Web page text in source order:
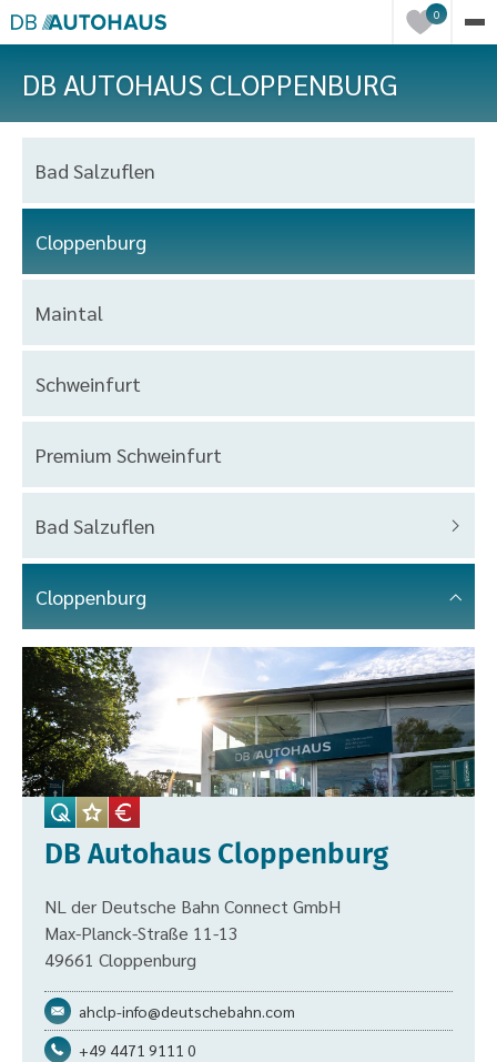
0Einträge
DB AUTOHAUS CLOPPENBURG
Auswahl
Bad Salzuflen
Cloppenburg
Maintal
Schweinfurt
Premium Schweinfurt
Bad Salzuflen
Cloppenburg
DB Autohaus Cloppenburg
NL der Deutsche Bahn Connect GmbH
Max-Planck-Straße 11-13
49661 Cloppenburg
ahclp-info@deutschebahn.com
+49 4471 9111 0